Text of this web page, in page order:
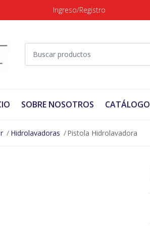
Ingreso/Registro
SOBRE NOSOTROS CATÁLOGO
Hidrolavadoras Pistola Hidrolavadora